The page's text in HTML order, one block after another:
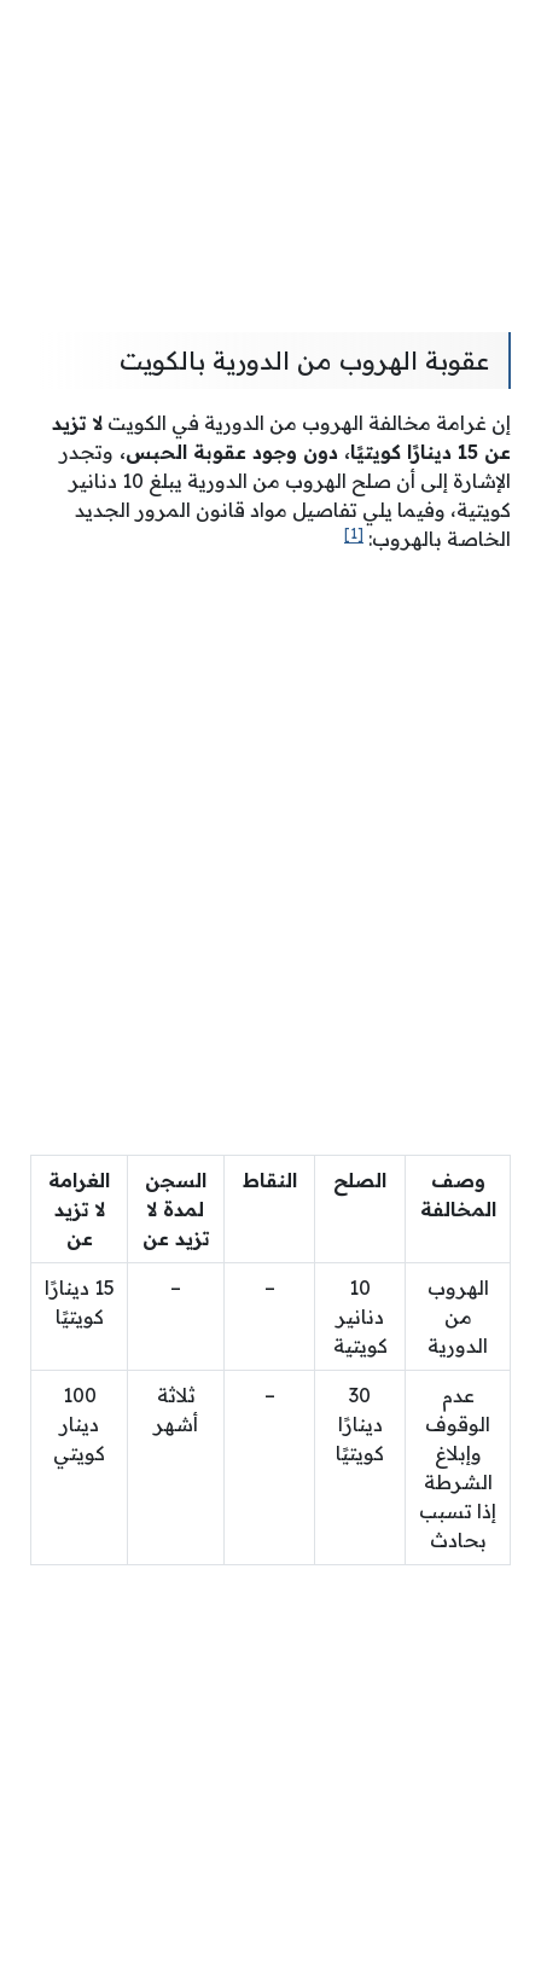
عقوبة الهروب من الدورية بالكويت
إن غرامة مخالفة الهروب من الدورية في الكويت لا تزيد
عن 15 دينارًا كويتيًا، دون وجود عقوبة الحبس،
وتجدر
الإشارة إلى أن صلح الهروب من الدورية يبلغ 10 دنانير
كويتية، وفيما يلي تفاصيل مواد قانون المرور الجديد
الخاصة بالهروب: [1]
وصف
المخالفة
الصلح النقاط
السجن
لمدة لا
تزيد عن
الغرامة
لا تزيد
عن
الهروب
من
الدورية
10
دنانير
كويتية
–
–
15 دينارًا
كويتيًا
عدم
الوقوف
وإبلاغ
الشرطة
إذا تسبب
بحادث
30
دينارًا
كويتيًا
–
ثلاثة
أشهر
100
دينار
كويتي